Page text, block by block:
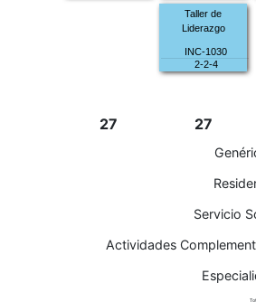
Taller de
Liderazgo
INC-1030
2-2-4
27 27
Servicio
Actividades